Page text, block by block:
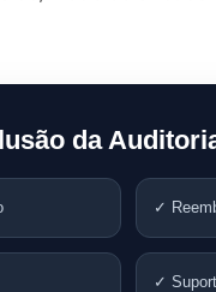
da
✓
✓